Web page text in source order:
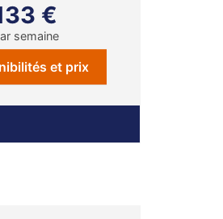
€
semaine
et prix